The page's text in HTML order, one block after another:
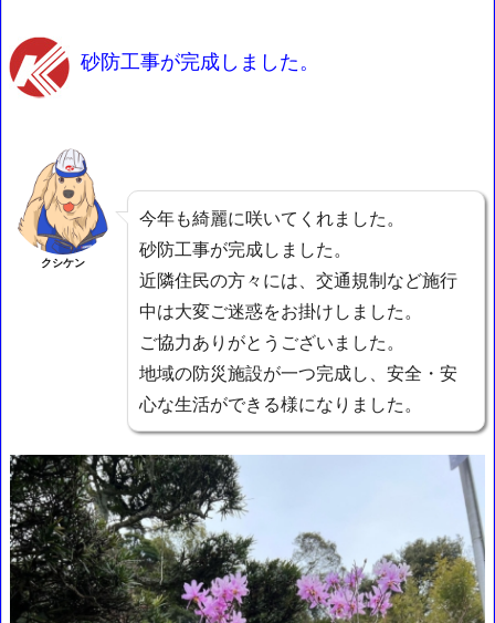
砂防工事が完成しました。
クシケン
今年も綺麗に咲いてくれました。
砂防工事が完成しました。
近隣住民の方々には、交通規制など施行
中は大変ご迷惑をお掛けしました。
ご協力ありがとうございました。
地域の防災施設が一つ完成し、安全・安
心な生活ができる様になりました。